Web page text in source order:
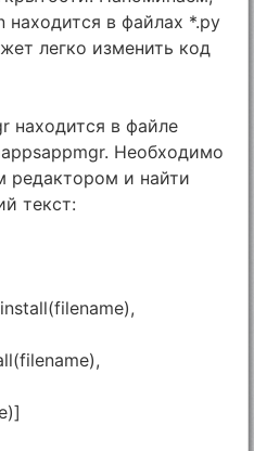
в файлах *.py
легко изменить код
находится в файле
Необходимо
редактором и найти
текст: